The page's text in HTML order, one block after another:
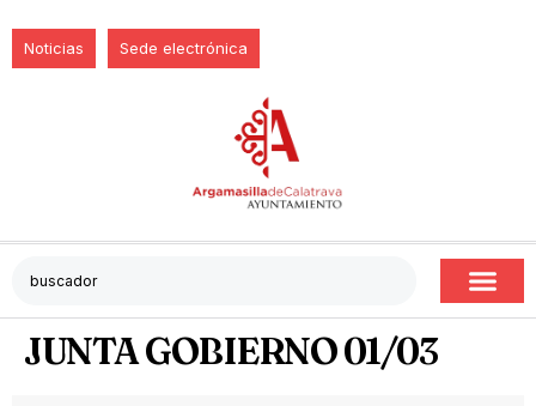
Noticias Sede electrónica
JUNTA GOBIERNO 01/03